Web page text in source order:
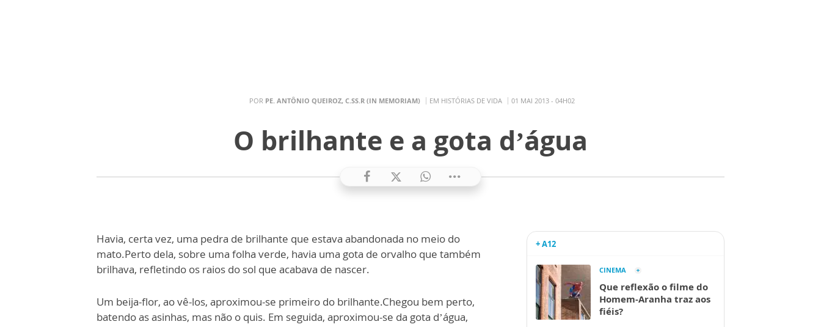
POR PE. ANTÔNIO QUEIROZ, C.SS.R (IN MEMORIAM) EM HISTÓRIAS DE VIDA 01 MAI 2013 - 04H02
O brilhante e a gota d’água
Havia, certa vez, uma pedra de brilhante que estava abandonada no meio do
mato.Perto dela, sobre uma folha verde, havia uma gota de orvalho que também
brilhava, refletindo os raios do sol que acabava de nascer.
Um beija-flor, ao vê-los, aproximou-se primeiro do brilhante.Chegou bem perto,
batendo as asinhas, mas não o quis. Em seguida, aproximou-se da gota d’água,
+ A12
CINEMA
Que reflexão o filme do
Homem-Aranha traz aos
fiéis?